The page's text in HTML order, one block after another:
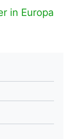
in Europa